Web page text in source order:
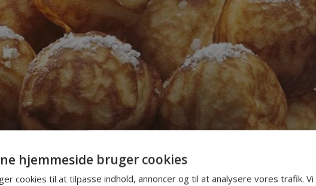
MED
hjemmeside bruger cookies
cookies til at tilpasse indhold, annoncer og til at analysere vores trafik.